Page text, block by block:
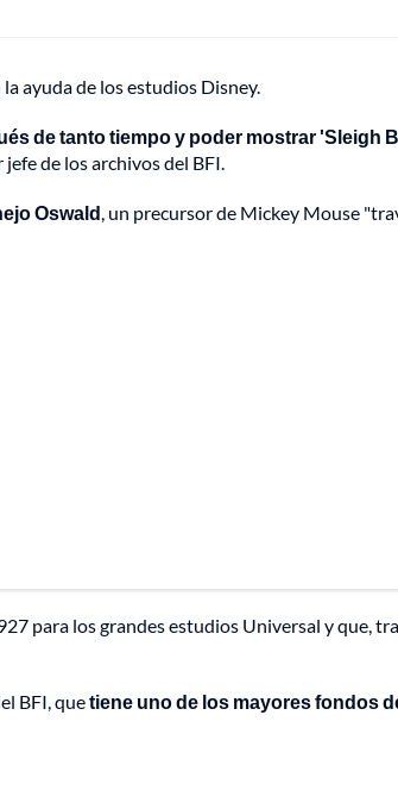
ayuda de los estudios Disney.
de tanto tiempo y poder mostrar 'Sleigh
de los archivos del BFI.
Oswald, un precursor de Mickey Mouse
para los grandes estudios Universal y que,
BFI, quetiene uno de los mayores fondos